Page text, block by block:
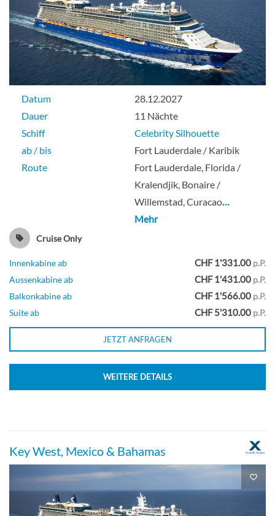
Veranda-[V4]
Deck Continental
Veranda-[V5]
Barrierefreie Suite-[W]
Balkonkabine
Guarantee Aqua Class-[XA]
Datum
28.12.2027
Dauer
11 Nächte
Schiff
Celebrity Silhouette
ab / bis
Fort Lauderdale / Karibik
Route
Fort Lauderdale, Florida /
Kralendjik, Bonaire /
Willemstad, Curacao…
Mehr
Cruise Only
Innenkabine ab CHF 1'331.00 p.P.
Aussenkabine ab
CHF 1'431.00 p.P.
Balkonkabine ab
CHF 1'566.00 p.P.
Suite ab
CHF 5'310.00 p.P.
JETZT ANFRAGEN
WEITERE DETAILS
Key West, Mexico & Bahamas